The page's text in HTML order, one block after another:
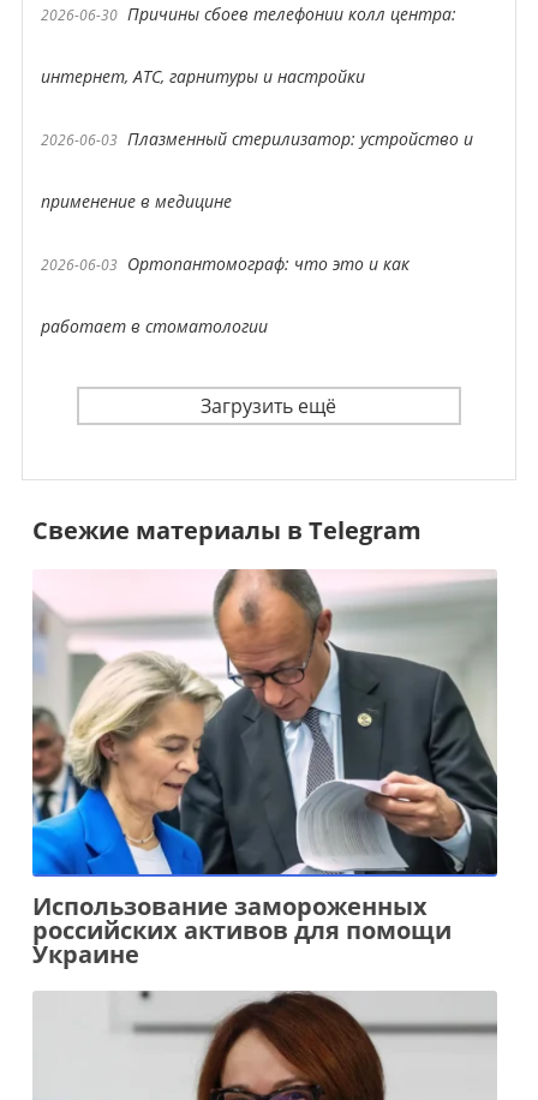
2026-06-30 Причины сбоев телефонии колл центра:
интернет, АТС, гарнитуры и настройки
2026-06-03 Плазменный стерилизатор: устройство и
применение в медицине
2026-06-03 Ортопантомограф: что это и как
работает в стоматологии
Загрузить ещё
Свежие материалы в Telegram
Использование замороженных
российских активов для помощи
Украине